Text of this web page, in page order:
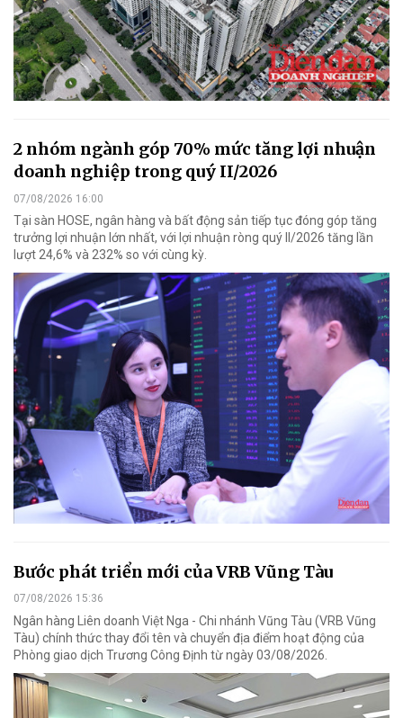
2 nhóm ngành góp 70% mức tăng lợi nhuận
doanh nghiệp trong quý II/2026
07/08/2026 16:00
Tại sàn HOSE, ngân hàng và bất động sản tiếp tục đóng góp tăng
trưởng lợi nhuận lớn nhất, với lợi nhuận ròng quý II/2026 tăng lần
lượt 24,6% và 232% so với cùng kỳ.
Bước phát triển mới của VRB Vũng Tàu
07/08/2026 15:36
Ngân hàng Liên doanh Việt Nga - Chi nhánh Vũng Tàu (VRB Vũng
Tàu) chính thức thay đổi tên và chuyển địa điểm hoạt động của
Phòng giao dịch Trương Công Định từ ngày 03/08/2026.